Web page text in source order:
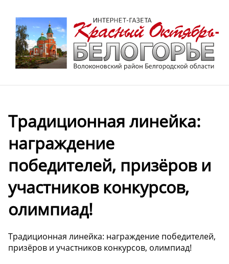
Традиционная линейка:
награждение
победителей, призёров и
участников конкурсов,
олимпиад!
Традиционная линейка: награждение победителей,
призёров и участников конкурсов, олимпиад!